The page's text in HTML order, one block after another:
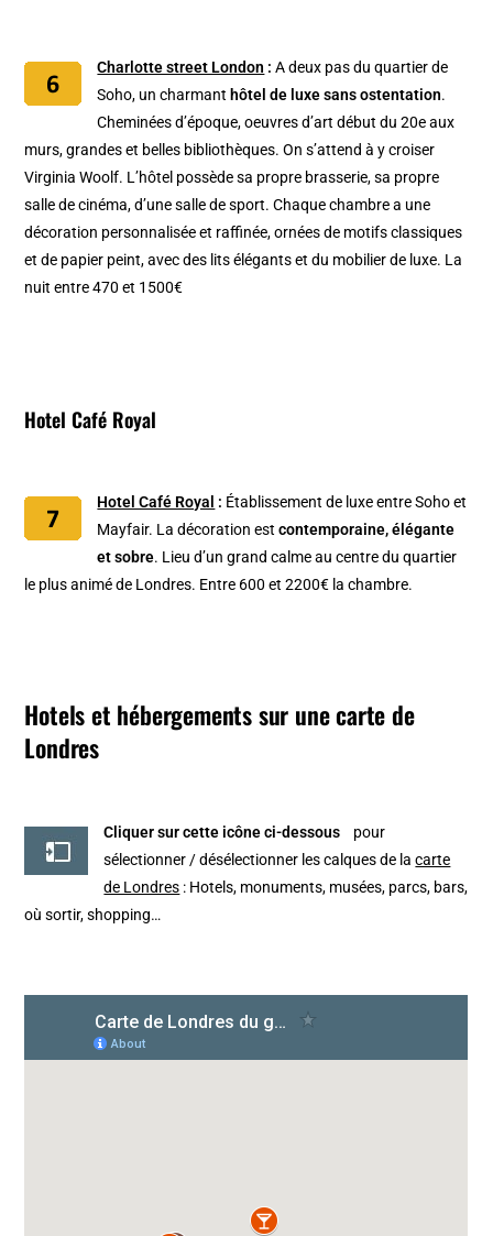
Charlotte street London : A deux pas du quartier de
Soho, un charmant hôtel de luxe sans ostentation.
Cheminées d’époque, oeuvres d’art début du 20e aux
murs, grandes et belles bibliothèques. On s’attend à y croiser
Virginia Woolf. L’hôtel possède sa propre brasserie, sa propre
salle de cinéma, d’une salle de sport. Chaque chambre a une
décoration personnalisée et raffinée, ornées de motifs classiques
et de papier peint, avec des lits élégants et du mobilier de luxe. La
nuit entre 470 et 1500€
Hotel Café Royal
Hotel Café Royal : Établissement de luxe entre Soho et
Mayfair. La décoration estcontemporaine, élégante
et sobre. Lieu d’un grand calme au centre du quartier
le plus animé de Londres. Entre 600 et 2200€ la chambre.
Hotels et hébergements sur une carte de
Londres
Cliquer sur cette icône ci-dessous
pour
sélectionner / désélectionner les calques de lacarte
de Londres : Hotels, monuments, musées, parcs, bars,
où sortir, shopping…